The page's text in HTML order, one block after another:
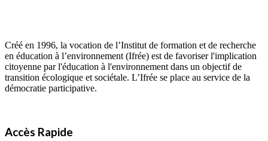
Créé en 1996, la vocation de l’Institut de formation et de recherche
en éducation à l’environnement (Ifrée) est de favoriser l'implication
citoyenne par l'éducation à l'environnement dans un objectif de
transition écologique et sociétale. L’Ifrée se place au service de la
démocratie participative.
Accès Rapide